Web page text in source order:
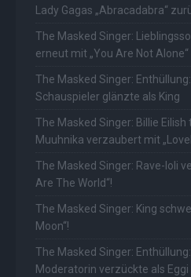
Lady Gagas „Abracadabra“
The Masked Singer:
erneut mit „You Are Not Alone“
The Masked Singer:
Schauspieler glänzte als King
The Masked Singer: Billie
Muuhnika verzaubert mit
The Masked Singer: Rave-Ioli
Are The World“!
The Masked Singer: King
Moon“!
The Masked Singer:
Moderatorin verzückte als Eggi